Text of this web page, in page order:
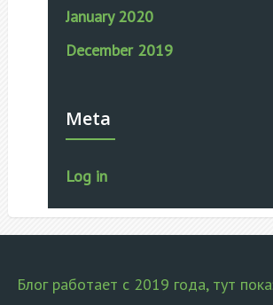
January 2020
December 2019
Meta
Log in
Блог работает с 2019 года, тут